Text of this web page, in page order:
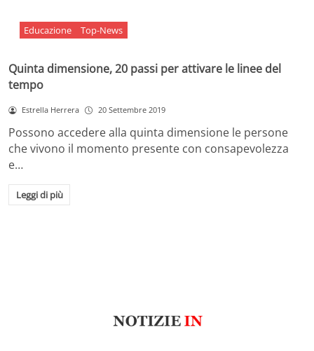
Educazione Top-News
Quinta dimensione, 20 passi per attivare le linee del
tempo
Estrella Herrera 20 Settembre 2019
Possono accedere alla quinta dimensione le persone
che vivono il momento presente con consapevolezza
e…
Leggi di più